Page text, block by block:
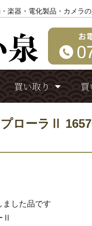
楽器・電化製品・カメラ
買い取り
ローラⅡ
ました品です
Ⅱ